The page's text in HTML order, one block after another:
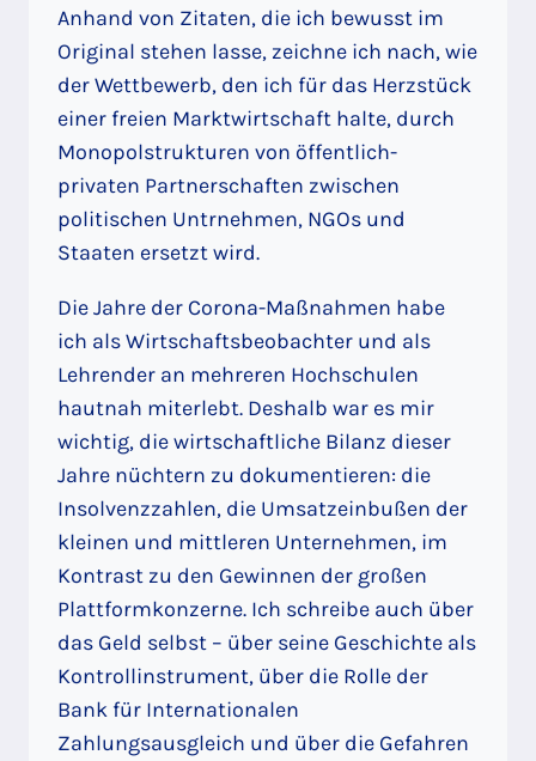
Anhand von Zitaten, die ich bewusst im
Original stehen lasse, zeichne ich nach, wie
der Wettbewerb, den ich für das Herzstück
einer freien Marktwirtschaft halte, durch
Monopolstrukturen von öffentlich-
privaten Partnerschaften zwischen
politischen Untrnehmen, NGOs und
Staaten ersetzt wird.
Die Jahre der Corona-Maßnahmen habe
ich als Wirtschaftsbeobachter und als
Lehrender an mehreren Hochschulen
hautnah miterlebt. Deshalb war es mir
wichtig, die wirtschaftliche Bilanz dieser
Jahre nüchtern zu dokumentieren: die
Insolvenzzahlen, die Umsatzeinbußen der
kleinen und mittleren Unternehmen, im
Kontrast zu den Gewinnen der großen
Plattformkonzerne. Ich schreibe auch über
das Geld selbst – über seine Geschichte als
Kontrollinstrument, über die Rolle der
Bank für Internationalen
Zahlungsausgleich und über die Gefahren